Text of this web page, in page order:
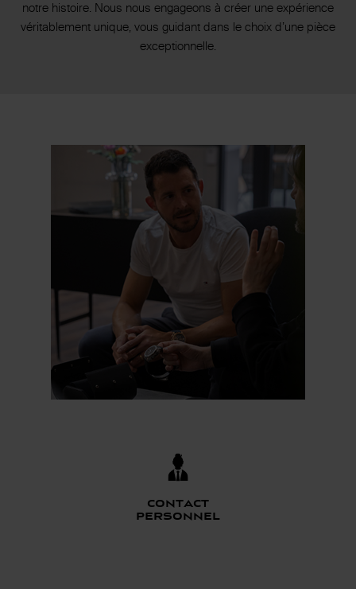
notre histoire. Nous nous engageons à créer une expérience
véritablement unique, vous guidant dans le choix d’une pièce
exceptionnelle.
Contact
personnel